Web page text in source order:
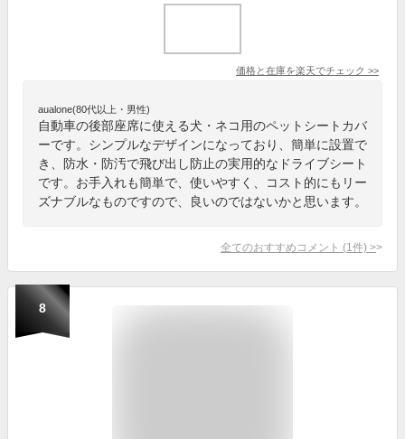
価格と在庫を楽天でチェック >>
aualone(80代以上・男性)
自動車の後部座席に使える犬・ネコ用のペットシートカバ
ーです。シンプルなデザインになっており、簡単に設置で
き、防水・防汚で飛び出し防止の実用的なドライブシート
です。お手入れも簡単で、使いやすく、コスト的にもリー
ズナブルなものですので、良いのではないかと思います。
全てのおすすめコメント (1 件) >
8